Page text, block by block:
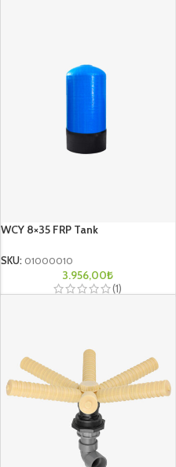
WCY 8×35 FRP Tank
SKU: 01000010
3.956,00₺
(1)